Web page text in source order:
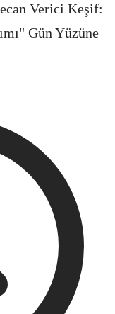
Verici Keşif:
Gün Yüzüne